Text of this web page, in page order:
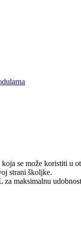
se može koristiti
strani školjke.
maksimalnu